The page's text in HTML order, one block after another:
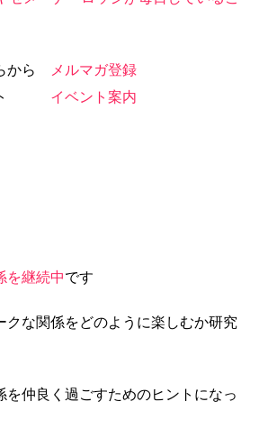
から
メルマガ登録
ント イベント案内
を継続中です
クな関係をどのように楽しむか研究
を仲良く過ごすためのヒントになっ